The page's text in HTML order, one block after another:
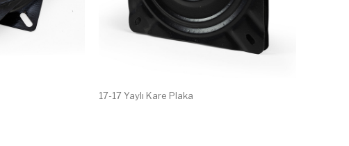
17-17 Yaylı Kare Plaka